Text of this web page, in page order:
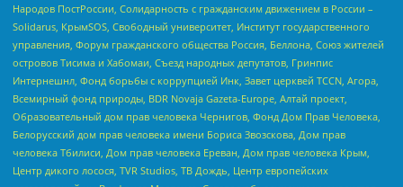
Народов ПостРоссии, Солидарность с гражданским движением в России –
Solidarus, КрымSOS, Свободный университет, Институт государственного
управления, Форум гражданского общества Россия, Беллона, Союз жителей
островов Тисима и Хабомаи, Съезд народных депутатов, Гринпис
Интернешнл, Фонд борьбы с коррупцией Инк, Завет церквей TCCN, Агора,
Всемирный фонд природы, BDR Novaja Gazeta-Europe, Алтай проект,
Образовательный дом прав человека Чернигов, Фонд Дом Прав Человека,
Белорусский дом прав человека имени Бориса Звозскова, Дом прав
человека Тбилиси, Дом прав человека Ереван, Дом прав человека Крым,
Центр дикого лосося, TVR Studios, ТВ Дождь, Центр европейских